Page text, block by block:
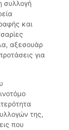
συλλογή
και
αξεσουάρ
για
της,
που